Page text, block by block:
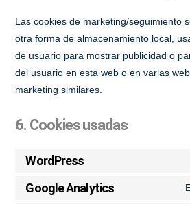
Las cookies de marketing/seguimiento
otra forma de almacenamiento local,
de usuario para mostrar publicidad o
del usuario en esta web o en varias
marketing similares.
6. Cookies usadas
WordPress
Google Analytics